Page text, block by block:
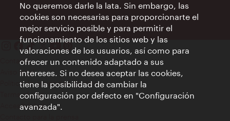
Contacto
Aviso legal
Política de privacidad de datos
Terms of Use
Accesibilidad
No queremos darle la lata. Sin embargo, las
cookies son necesarias para proporcionarte el
mejor servicio posible y para permitir el
funcionamiento de los sitios web y las
valoraciones de los usuarios, así como para
ofrecer un contenido adaptado a sus
intereses. Si no desea aceptar las cookies,
tiene la posibilidad de cambiar la
configuración por defecto en "Configuración
avanzada".